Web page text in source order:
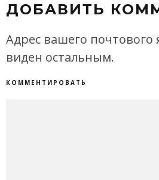
ДОБАВИТЬ
Адрес вашего почтового
виден остальным.
КОММЕНТИРОВАТЬ